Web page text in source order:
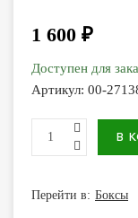
1 600 ₽
Доступен для
Артикул: 00-
Перейти в: Боксы